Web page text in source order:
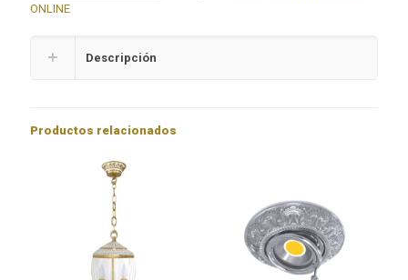
ONLINE
Descripción
Productos relacionados